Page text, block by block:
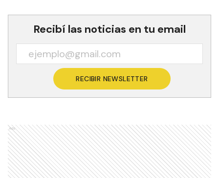
Recibí las noticias en tu email
RECIBIR NEWSLETTER
Ads